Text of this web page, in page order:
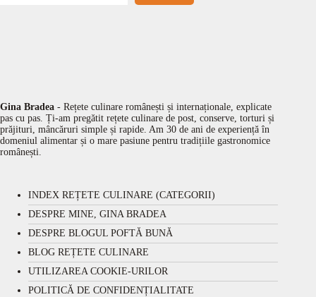
Gina Bradea - Rețete culinare românești și internaționale, explicate
pas cu pas. Ți-am pregătit rețete culinare de post, conserve, torturi și
prăjituri, mâncăruri simple și rapide. Am 30 de ani de experiență în
domeniul alimentar și o mare pasiune pentru tradițiile gastronomice
românești.
INDEX REȚETE CULINARE (CATEGORII)
DESPRE MINE, GINA BRADEA
DESPRE BLOGUL POFTĂ BUNĂ
BLOG REȚETE CULINARE
UTILIZAREA COOKIE-URILOR
POLITICĂ DE CONFIDENȚIALITATE